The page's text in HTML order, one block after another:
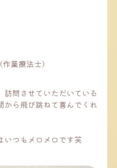
業療法士）
問させていただいている
から飛び跳ねて喜んでくれ
いつもメロメロです笑